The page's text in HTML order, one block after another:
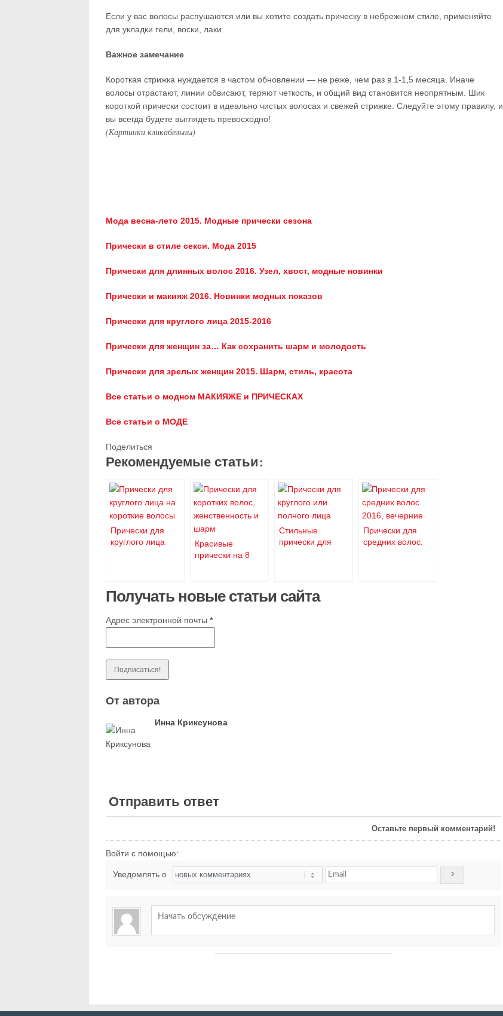
Если у вас волосы распушаются или вы хотите создать прическу в небрежном стиле, применяйте
для укладки гели, воски, лаки.
Важное замечание
Короткая стрижка нуждается в частом обновлении — не реже, чем раз в 1-1,5 месяца. Иначе
волосы отрастают, линии обвисают, теряют четкость, и общий вид становится неопрятным. Шик
короткой прически состоит в идеально чистых волосах и свежей стрижке. Следуйте этому правилу, и
вы всегда будете выглядеть превосходно!
(Картинки кликабельны)
Мода весна-лето 2015. Модные прически сезона
Прически в стиле секси. Мода 2015
Прически для длинных волос 2016. Узел, хвост, модные новинки
Прически и макияж 2016. Новинки модных показов
Прически для круглого лица 2015-2016
Прически для женщин за… Как сохранить шарм и молодость
Прически для зрелых женщин 2015. Шарм, стиль, красота
Все статьи о модном МАКИЯЖЕ и ПРИЧЕСКАХ
Все статьи о МОДЕ
Поделиться
Рекомендуемые статьи:
Прически для
круглого лица
Красивые
прически на 8
Стильные
прически для
Прически для
средних волос.
Получать новые статьи сайта
Адрес электронной почты *
От автора
Инна Криксунова
Отправить ответ
Оставьте первый комментарий!
Войти с помощью:
Уведомлять о